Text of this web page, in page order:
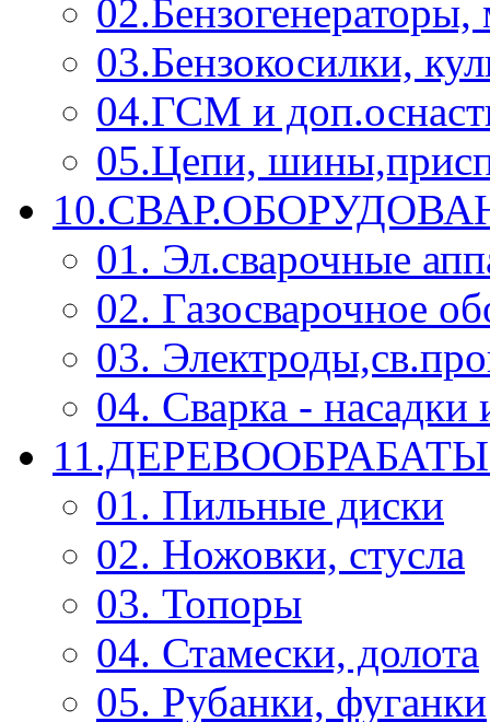
03.Бензокосилки,
04.ГСМ и
05.Цепи,
01. Эл.сварочные
02. Газосварочное
03.
04. Сварка -
01. Пильные диски
02. Ножовки, стусла
03. Топоры
04. Стамески, долота
05. Рубанки, фуганки